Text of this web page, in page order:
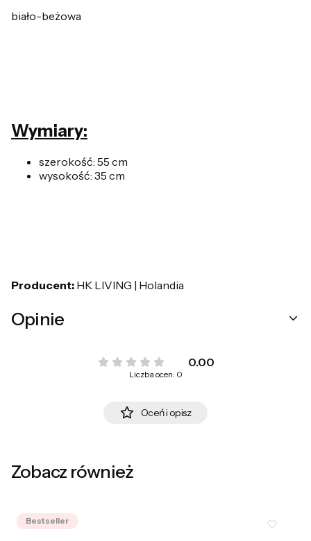
biało-beżowa
Wymiary:
szerokość: 55 cm
wysokość: 35 cm
Producent: HK LIVING | Holandia
Opinie
0.00
Liczba ocen: 0
Oceń i opisz
Zobacz również
Bestseller